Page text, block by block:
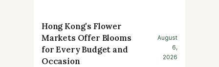
Hong Kong’s Flower
Markets Offer Blooms
for Every Budget and
Occasion
August
6,
2026